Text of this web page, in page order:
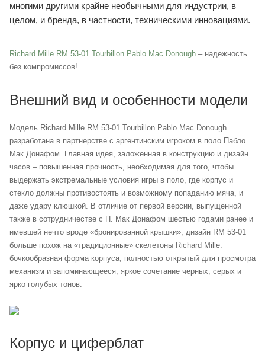
многими другими крайне необычными для индустрии, в
целом, и бренда, в частности, техническими инновациями.
Richard Mille RM 53-01 Tourbillon Pablo Mac Donough – надежность
без компромиссов!
Внешний вид и особенности модели
Модель Richard Mille RM 53-01 Tourbillon Pablo Mac Donough
разработана в партнерстве с аргентинским игроком в поло Пабло
Мак Донафом. Главная идея, заложенная в конструкцию и дизайн
часов – повышенная прочность, необходимая для того, чтобы
выдержать экстремальные условия игры в поло, где корпус и
стекло должны противостоять и возможному попаданию мяча, и
даже удару клюшкой. В отличие от первой версии, выпущенной
также в сотрудничестве с П. Мак Донафом шестью годами ранее и
имевшей нечто вроде «бронированной крышки», дизайн RM 53-01
больше похож на «традиционные» скелетоны Richard Mille:
бочкообразная форма корпуса, полностью открытый для просмотра
механизм и запоминающееся, яркое сочетание черных, серых и
ярко голубых тонов.
Корпус и циферблат